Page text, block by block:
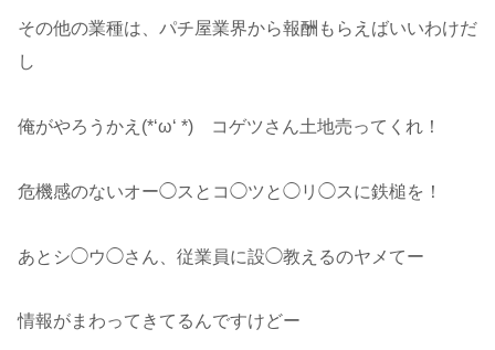
その他の業種は、パチ屋業界から報酬もらえばいいわけだ
し
俺がやろうかえ(*‘ω‘ *) コゲツさん土地売ってくれ！
危機感のないオー◯スとコ◯ツと◯リ◯スに鉄槌を！
あとシ◯ウ◯さん、従業員に設◯教えるのヤメてー
情報がまわってきてるんですけどー